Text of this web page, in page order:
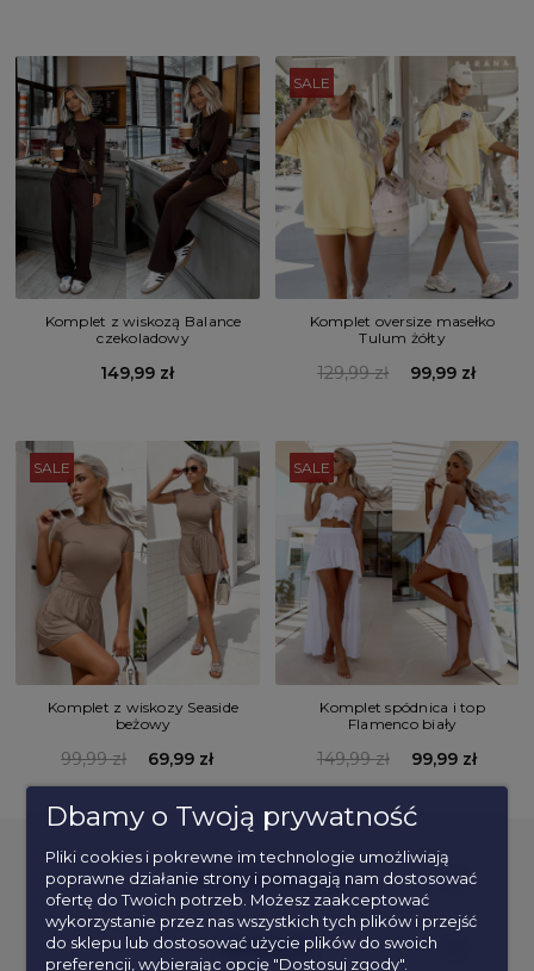
Komplet z wiskozą Balance
czekoladowy
149,99 zł
SALE
Komplet oversize masełko
Tulum żółty
129,99 zł 99,99 zł
SALE
Komplet z wiskozy Seaside
beżowy
99,99 zł 69,99 zł
SALE
Komplet spódnica i top
Flamenco biały
149,99 zł 99,99 zł
POPULARNE KATEGORIE
INFORMACJE
Dbamy o Twoją prywatność
Pliki cookies i pokrewne im technologie umożliwiają
poprawne działanie strony i pomagają nam dostosować
ofertę do Twoich potrzeb. Możesz zaakceptować
wykorzystanie przez nas wszystkich tych plików i przejść
do sklepu lub dostosować użycie plików do swoich
preferencji, wybierając opcję "Dostosuj zgody".